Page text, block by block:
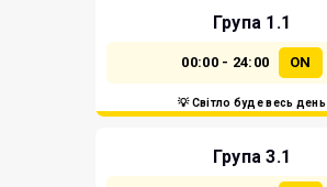
Група 1.1
00:00 - 24:00 ON
💡 Світло буде весь день
Група 3.1